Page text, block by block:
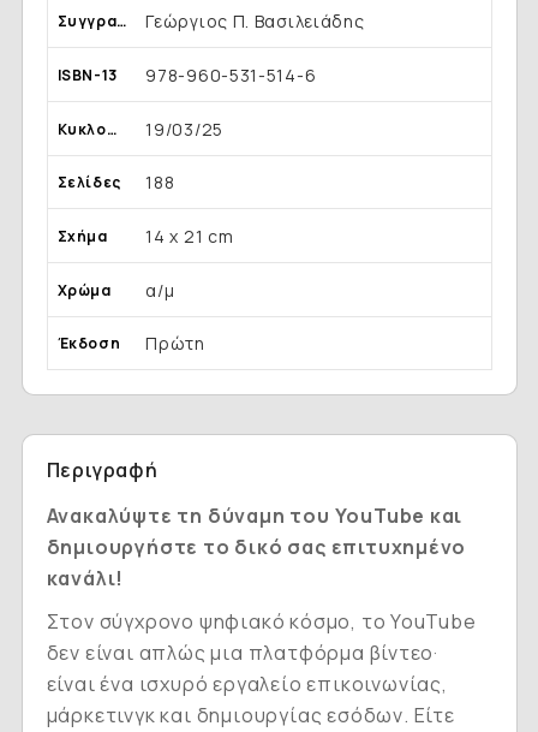
Συγγραφέας Γεώργιος Π. Βασιλειάδης
ISBN-13 978-960-531-514-6
Κυκλοφορία 19/03/25
Σελίδες 188
Σχήμα 14 x 21 cm
Χρώμα α/μ
Έκδοση Πρώτη
Περιγραφή
Ανακαλύψτε τη δύναμη του YouTube και
δημιουργήστε το δικό σας επιτυχημένο
κανάλι!
Στον σύγχρονο ψηφιακό κόσμο, το YouTube
δεν είναι απλώς μια πλατφόρμα βίντεο·
είναι ένα ισχυρό εργαλείο επικοινωνίας,
μάρκετινγκ και δημιουργίας εσόδων. Είτε